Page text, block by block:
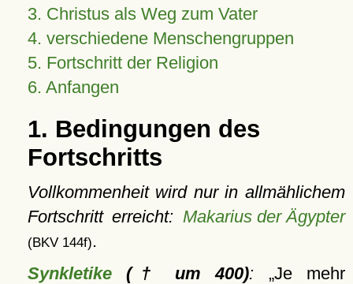
3. Christus als Weg zum Vater
4. verschiedene Menschengruppen
5. Fortschritt der Religion
6. Anfangen
1. Bedingungen des
Fortschritts
Vollkommenheit wird nur in allmählichem
Fortschritt erreicht: Makarius der Ägypter
(BKV 144f).
Synkletike(† um 400):
Je mehr